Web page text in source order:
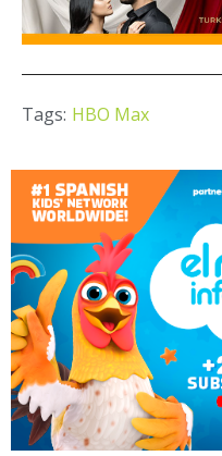
Tags: HBO Max